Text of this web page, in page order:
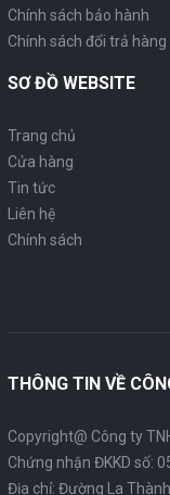
Chính sách bảo hành
Chính sách đổi trả hàng
SƠ ĐỒ WEBSITE
Trang chủ
Cửa hàng
Tin tức
Liên hệ
Chính sách
THÔNG TIN VỀ
Copyright@ Công ty
Chứng nhận ĐKKD số:
Địa chỉ: Đường La